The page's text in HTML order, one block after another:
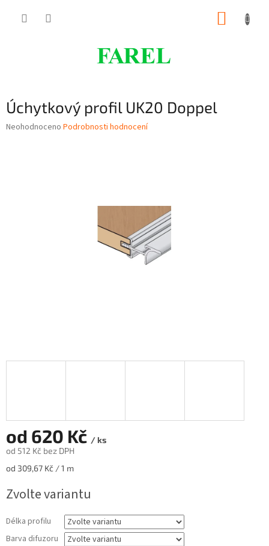
Úchytkový profil UK20 Doppel
Průměrné
Neohodnoceno Podrobnosti hodnocení
od 620 Kč / ks
od 512 Kč bez DPH
Měrná
od 309,67 Kč / 1 m
Zvolte variantu
Délka profilu
Barva difuzoru